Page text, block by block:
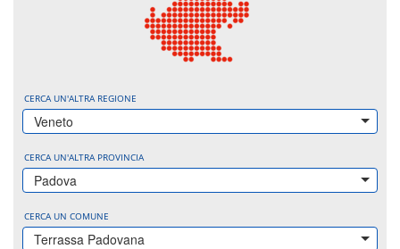
CERCA UN'ALTRA REGIONE
Veneto
CERCA UN'ALTRA PROVINCIA
Padova
CERCA UN COMUNE
Terrassa Padovana